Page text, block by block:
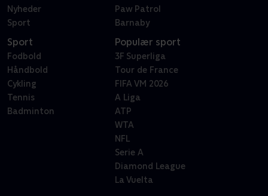
Nyheder
Sport
Paw Patrol
Barnaby
Sport
Fodbold
Håndbold
Cykling
Tennis
Badminton
Populær sport
3F Superliga
Tour de France
FIFA VM 2026
A Liga
ATP
WTA
NFL
Serie A
Diamond League
La Vuelta